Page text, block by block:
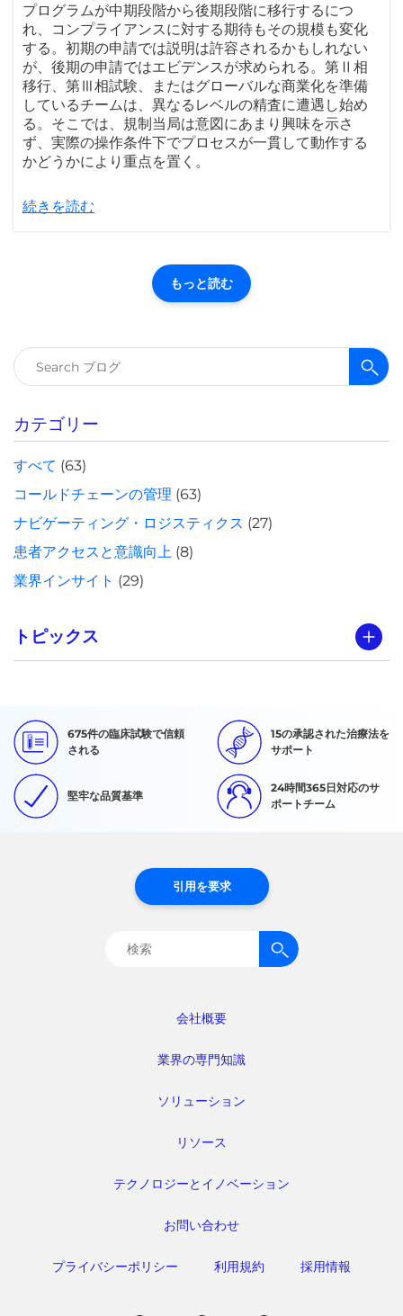
プログラムが中期段階から後期段階に移行するにつ
れ、コンプライアンスに対する期待もその規模も変化
する。初期の申請では説明は許容されるかもしれない
が、後期の申請ではエビデンスが求められる。第Ⅱ相
移行、第Ⅲ相試験、またはグローバルな商業化を準備
しているチームは、異なるレベルの精査に遭遇し始め
る。そこでは、規制当局は意図にあまり興味を示さ
ず、実際の操作条件下でプロセスが一貫して動作する
かどうかにより重点を置く。
続きを読む
もっと読む
検
索:
カテゴリー
すべて (63)
コールドチェーンの管理 (63)
ナビゲーティング・ロジスティクス (27)
患者アクセスと意識向上 (8)
業界インサイト (29)
トピックス
675件の臨床試験で信頼
される
15の承認された治療法を
サポート
堅牢な品質基準
24時間365日対応のサ
ポートチーム
会社概要
業界の専門知識
ソリューション
リソース
テクノロジーとイノベーション
お問い合わせ
プライバシーポリシー 利用規約 採用情報
引用を要求
検